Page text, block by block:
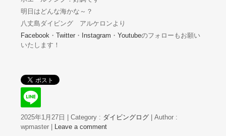
明日はどんな海かな～？
八丈島ダイビング アルケロンより
Facebook ・ Twitter ・ Instagram ・ Youtubeのフォローもお願い
いたします！
2025年1月27日 Category : ダイビングログ
Author :
wpmaster
Leave a comment